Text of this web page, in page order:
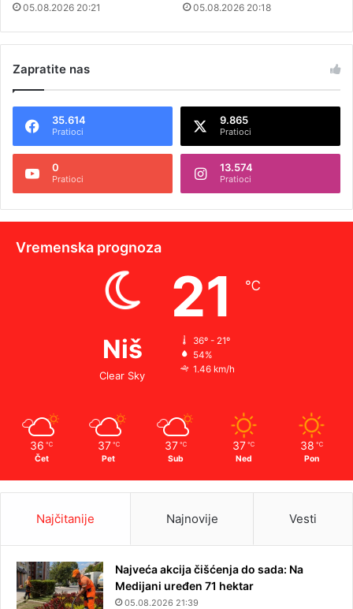
05.08.2026 20:21 05.08.2026 20:18
Zapratite nas
35.614
Pratioci
9.865
Pratioci
0
Pratioci
13.574
Pratioci
Vremenska prognoza
Niš
Clear Sky
21 ℃
36º - 21º
54%
1.46 km/h
36 ℃
Čet
37 ℃
Pet
37 ℃
Sub
37 ℃
Ned
38 ℃
Pon
Najčitanije Najnovije Vesti
Najveća akcija čišćenja do sada: Na
Medijani uređen 71 hektar
05.08.2026 21:39